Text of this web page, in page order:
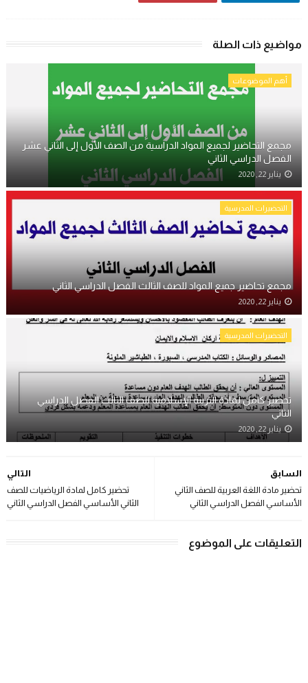
مواضيع ذات الصلة
أهم الموضوعات
مجمع التحاضير لجميع المواد الدراسية من الصف الأول إلى الثاني عشر
الفصل الدراسي الثاني
يناير 22, 2020
التحضيرات المدرسية
مجمع تحاضير جميع المواد للصف الثالث الفصل الدراسي الثاني
يناير 22, 2020
التحضيرات المدرسية
تحضير كامل لمادة التربية الإسلامية للصف الثالث الفصل الدراسي
الثاني
يناير 22, 2020
التالي
تحضير كامل لمادة الرياضيات للصف
الثاني الأساسي الفصل الدراسي الثاني
السابق
تحضير مادة اللغة العربية للصف الثاني
الأساسي الفصل الدراسي الثاني
التعليقات على الموضوع